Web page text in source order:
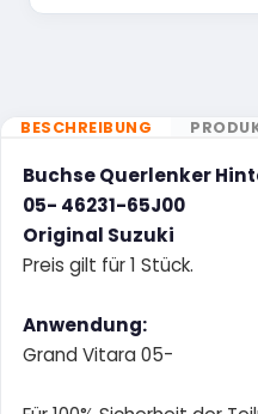
BESCHREIBUNG
Buchse Querlenker
05- 46231-65J00
Original Suzuki
Preis gilt für 1 Stück.
Anwendung:
Grand Vitara 05-